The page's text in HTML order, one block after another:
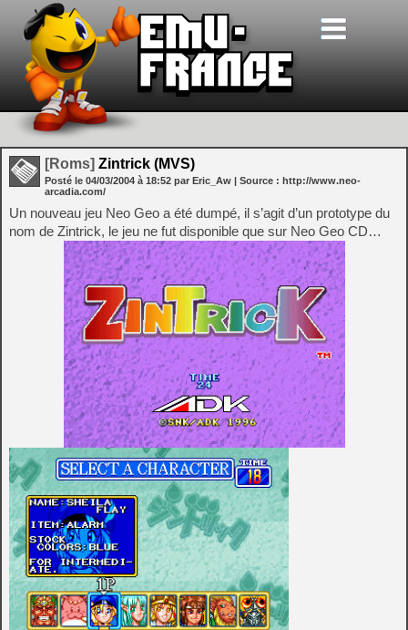
[Roms] Zintrick (MVS)
Posté le 04/03/2004 à 18:52 par Eric_Aw | Source : http://www.neo-
arcadia.com/
Un nouveau jeu Neo Geo a été dumpé, il s’agit d’un prototype du
nom de Zintrick, le jeu ne fut disponible que sur Neo Geo CD…